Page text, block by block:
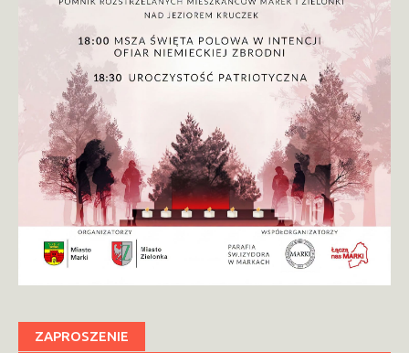
ZAPROSZENIE